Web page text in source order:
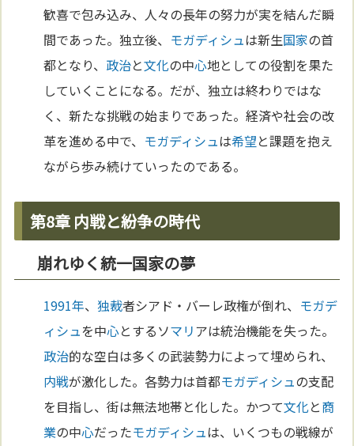
歓喜で包み込み、人々の長年の努力が実を結んだ瞬
間であった。独立後、 モガディシュは新生国家の首
都となり、 政治と文化の中心地としての役割を果た
していくことになる。だが、独立は終わりではな
く、新たな挑戦の始まりであった。経済や社会の改
革を進める中で、 モガディシュは希望と課題を抱え
ながら歩み続けていったのである。
第8章 内戦と紛争の時代
崩れゆく統一国家の夢
1991年、独裁者シアド・バーレ政権が倒れ、 モガデ
ィシュを中心とするソマリアは統治機能を失った。
政治的な空白は多くの武装勢力によって埋められ、
内戦が激化した。各勢力は首都モガディシュの支配
を目指し、街は無法地帯と化した。かつて文化と商
業の中心だったモガディシュは、いくつもの戦線が